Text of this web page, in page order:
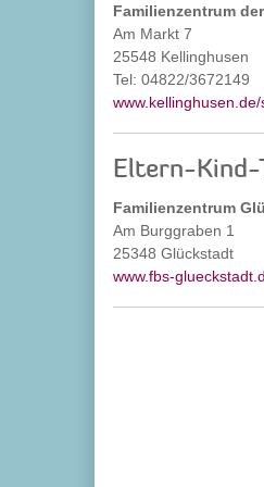
Familienzentrum
Am Markt 7
25548 Kellinghusen
Tel: 04822/3672149
Eltern-Kind-
Familienzentrum
Am Burggraben 1
25348 Glückstadt
www.fbs-